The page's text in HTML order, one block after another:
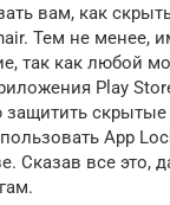
вам, как
Тем не менее,
так как любой
Play
защитить
App
Сказав все это,